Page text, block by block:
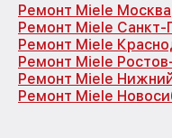
Ремонт Miele Москва
Ремонт Miele Санкт-
Ремонт Miele
Ремонт Miele
Ремонт Miele
Ремонт Miele